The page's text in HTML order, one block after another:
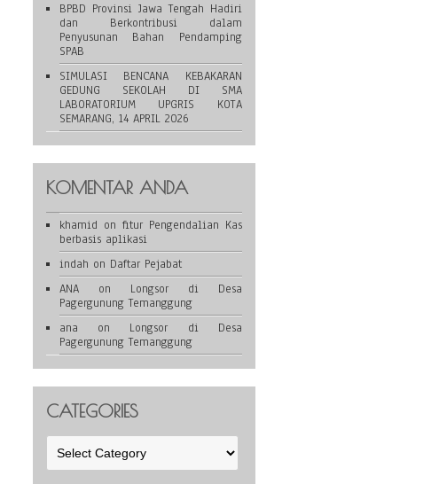
BPBD Provinsi Jawa Tengah Hadiri
dan Berkontribusi dalam
Penyusunan Bahan Pendamping
SPAB
SIMULASI BENCANA KEBAKARAN
GEDUNG SEKOLAH DI SMA
LABORATORIUM UPGRIS KOTA
SEMARANG, 14 APRIL 2026
KOMENTAR ANDA
khamid on fitur Pengendalian Kas
berbasis aplikasi
indah on Daftar Pejabat
ANAon Longsor di Desa
Pagergunung Temanggung
ana on Longsor di Desa
Pagergunung Temanggung
CATEGORIES
Categories